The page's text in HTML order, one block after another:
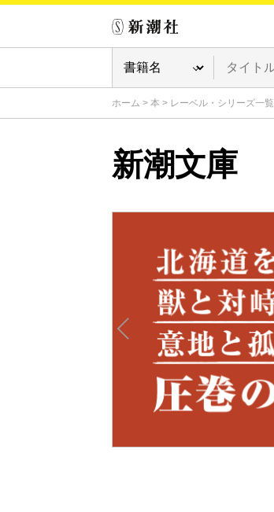
ホーム > 本 > レーベル・シリーズ一覧
新潮文庫